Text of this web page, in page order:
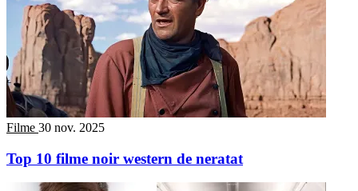
Filme 30 nov. 2025
Top 10 filme noir western de neratat